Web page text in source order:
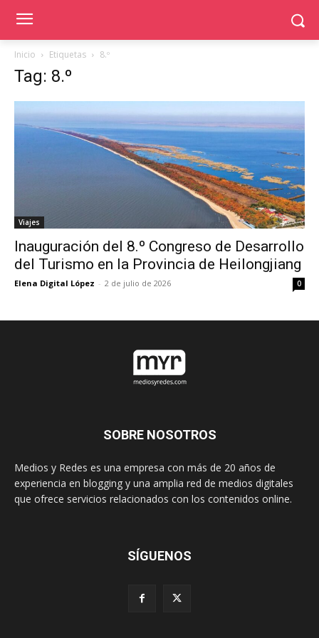
Inicio Etiquetas 8.º
Tag: 8.º
Viajes
Inauguración del 8.º Congreso de Desarrollo
del Turismo en la Provincia de Heilongjiang
Elena Digital López - 2 de julio de 2026 0
SOBRE NOSOTROS
Medios y Redes es una empresa con más de 20 años de
experiencia en blogging y una amplia red de medios digitales
que ofrece servicios relacionados con los contenidos online.
SÍGUENOS